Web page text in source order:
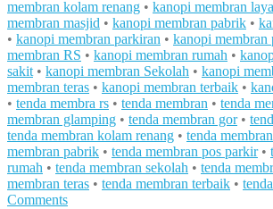
membran kolam renang • kanopi membran
membran masjid • kanopi membran pabrik •
• kanopi membran parkiran • kanopi membran
membran RS • kanopi membran rumah •
sakit • kanopi membran Sekolah • kanopi
membran teras • kanopi membran terbaik •
• tenda membra rs • tenda membran • tenda
membran glamping • tenda membran gor•
tenda membran kolam renang • tenda
membran pabrik • tenda membran pos parkir•
rumah • tenda membran sekolah • tenda
membran teras • tenda membran terbaik •
Comments